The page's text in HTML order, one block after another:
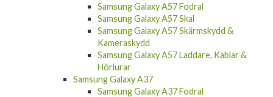
Samsung Galaxy A57 Fodral
Samsung Galaxy A57 Skal
Samsung Galaxy A57 Skärmskydd &
Kameraskydd
Samsung Galaxy A57 Laddare, Kablar &
Hörlurar
Samsung Galaxy A37
Samsung Galaxy A37 Fodral